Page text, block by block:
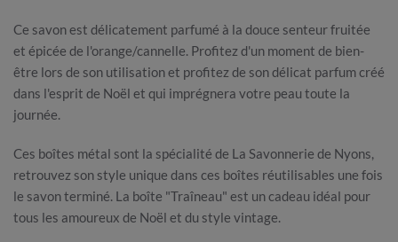
Ce savon est délicatement parfumé à la douce senteur fruitée
et épicée de l'orange/cannelle. Profitez d'un moment de bien-
être lors de son utilisation et profitez de son délicat parfum créé
dans l'esprit de Noël et qui imprégnera votre peau toute la
journée.
Ces boîtes métal sont la spécialité de La Savonnerie de Nyons,
retrouvez son style unique dans ces boîtes réutilisables une fois
le savon terminé. La boîte "Traîneau" est un cadeau idéal pour
tous les amoureux de Noël et du style vintage.